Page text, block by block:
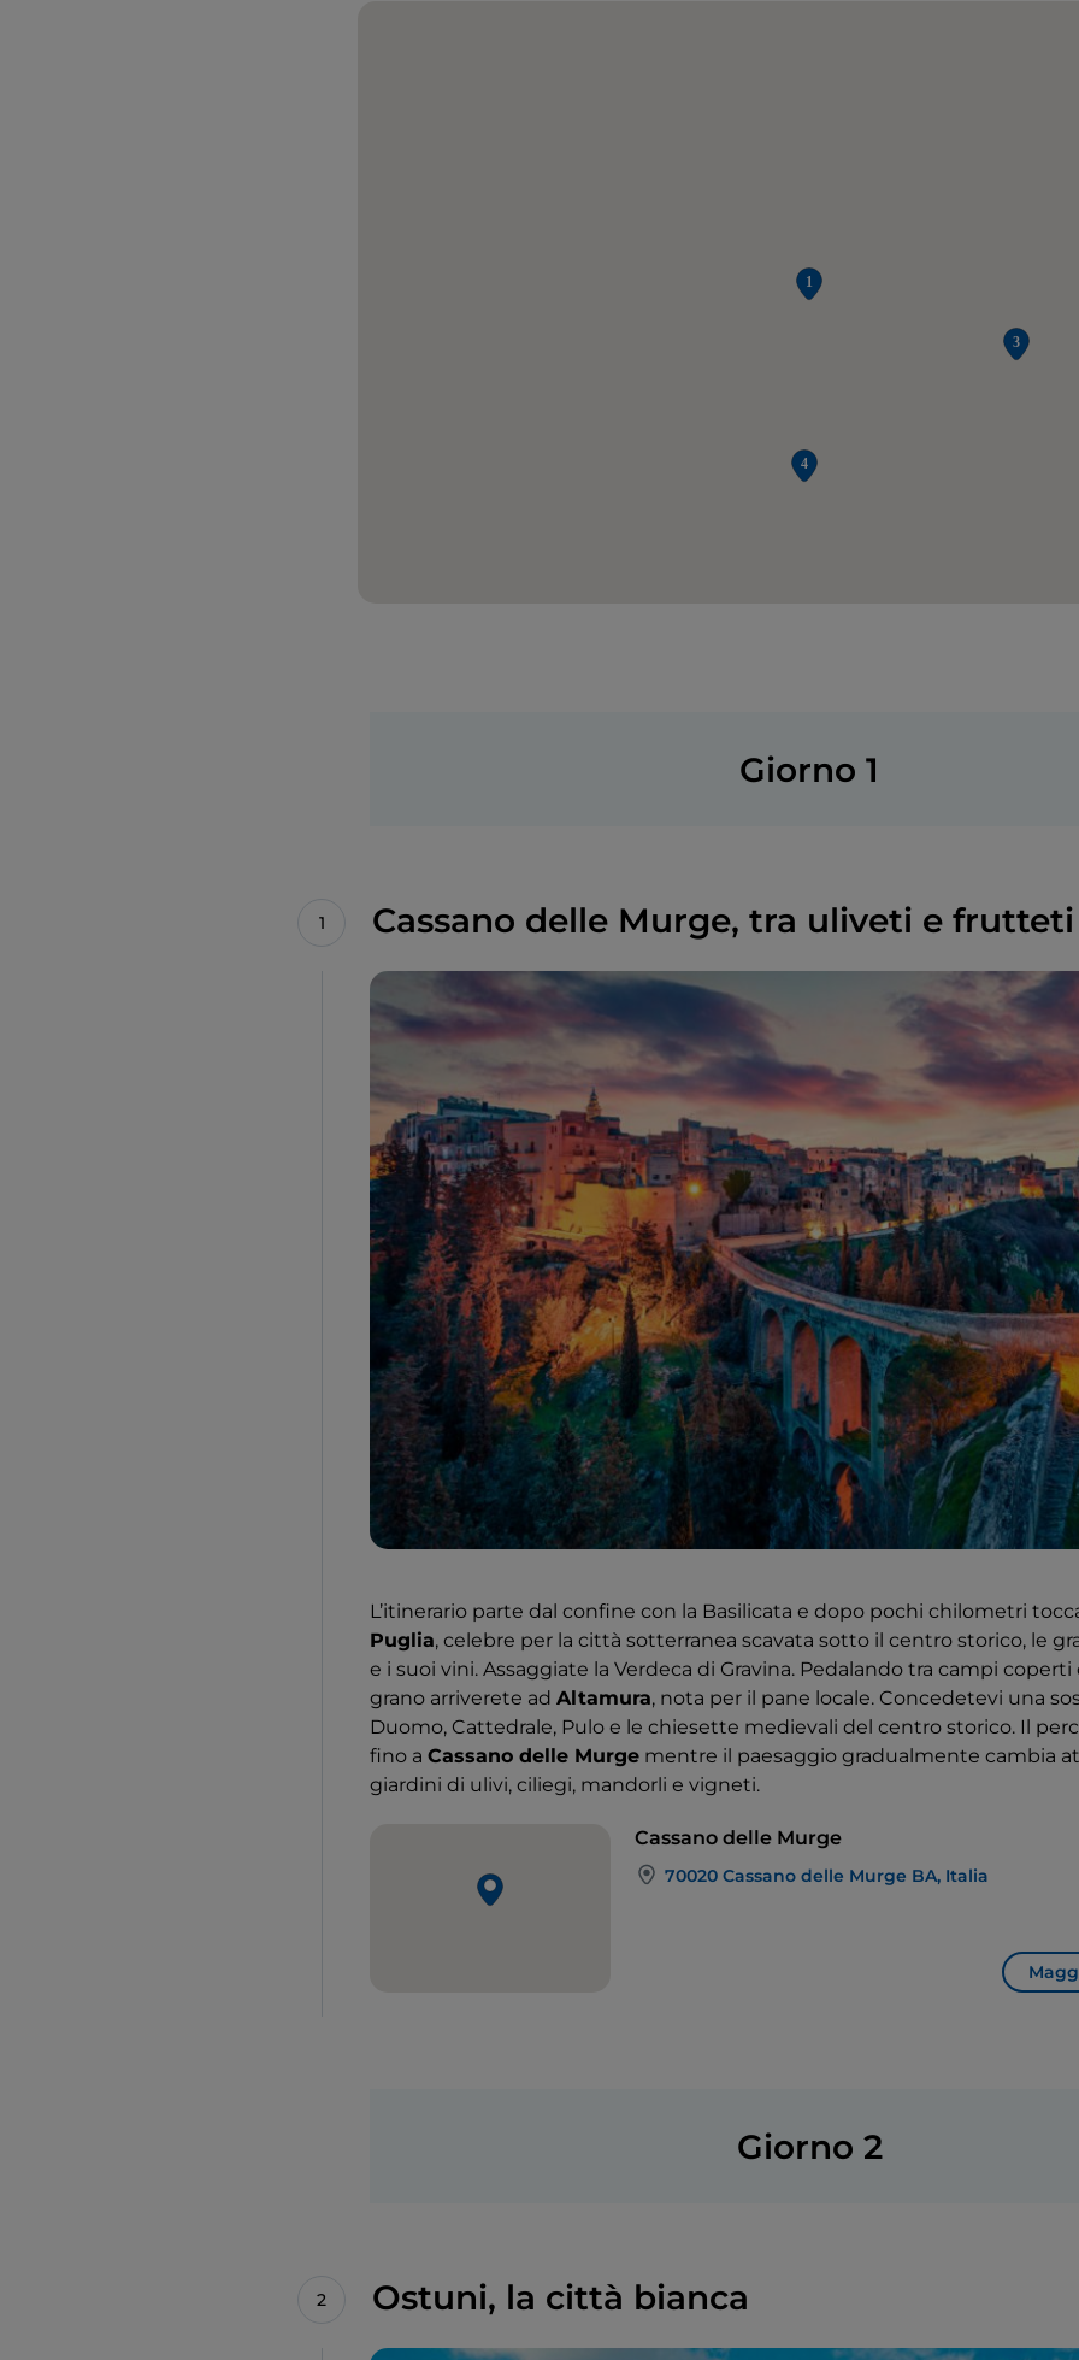
Giorno 1
Cassano delle Murge, tra uliveti e frutteti
L’itinerario parte dal confine con la Basilicata e dopo pochi chilometri
Puglia, celebre per la città sotterranea scavata sotto il centro storico, le
e i suoi vini. Assaggiate la Verdeca di Gravina. Pedalando tra campi
grano arriverete ad Altamura, nota per il pane locale. Concedetevi una
Duomo, Cattedrale, Pulo e le chiesette medievali del centro storico. Il
fino a Cassano delle Murge mentre il paesaggio gradualmente cambia
giardini di ulivi, ciliegi, mandorli e vigneti.
Cassano delle Murge
70020 Cassano delle Murge BA, Italia
Giorno 2
Ostuni, la città bianca